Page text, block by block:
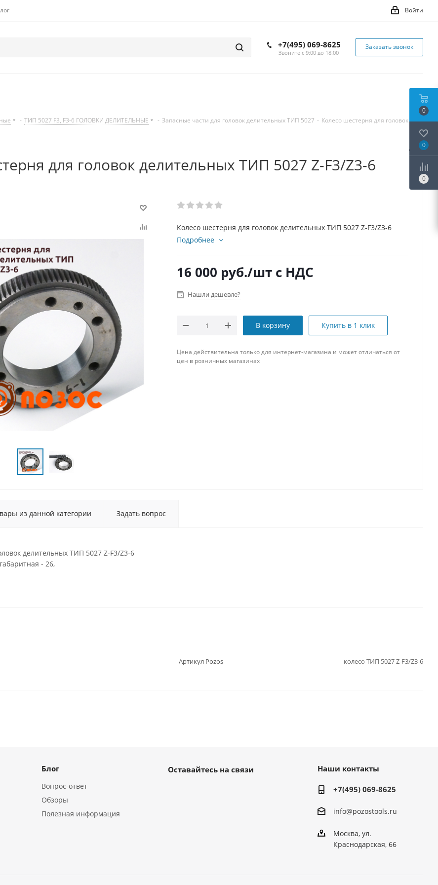
Войти
+7(495) 069-8625
Звоните с 9:00 до 18:00
Заказать звонок
- ТИП 5027 F3, F3-6 ГОЛОВКИ ДЕЛИТЕЛЬНЫЕ - Запасные части для головок делительных ТИП 5027 - Колесо шестерня для головок
для головок делительных ТИП 5027 Z-F3/Z3-6
Колесо шестерня для головок делительных ТИП 5027 Z-F3/Z3-6
Подробнее
16 000 руб./шт с НДС
Нашли дешевле?
В корзину Купить в 1 клик
Цена действительна только для интернет-магазина и может отличаться от
цен в розничных магазинах
из данной категории Задать вопрос
делительных ТИП 5027 Z-F3/Z3-6
- 26,
Артикул Pozos колесо-ТИП 5027 Z-F3/Z3-6
Блог
Вопрос-ответ
Обзоры
Полезная информация
Оставайтесь на связи Наши контакты
+7(495) 069-8625
info@pozostools.ru
Москва, ул.
Краснодарская, 66
0
0
0